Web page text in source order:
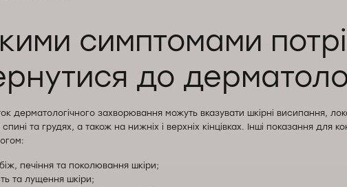
симптомами
до
дерматологічного захворювання можуть вказувати шкірні висипання,
спині та грудях, а також на нижніх і верхніх кінцівках. Інші показання для
печіння та поколювання шкіри;
та лущення шкіри;